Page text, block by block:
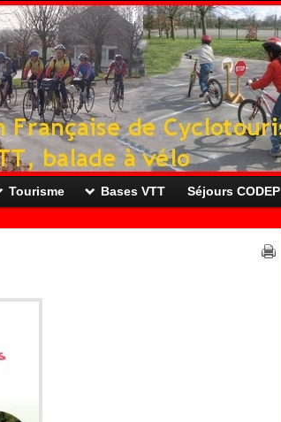
Tourisme Bases VTT Séjours CODEP